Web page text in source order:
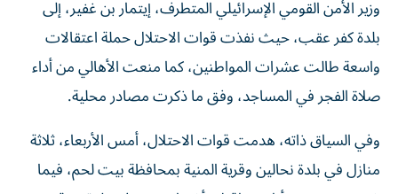
وزير الأمن القومي الإسرائيلي المتطرف، إيتمار بن غفير، إلى
بلدة كفر عقب، حيث نفذت قوات الاحتلال حملة اعتقالات
واسعة طالت عشرات المواطنين، كما منعت الأهالي من أداء
صلاة الفجر في المساجد، وفق ما ذكرت مصادر محلية.
وفي السياق ذاته، هدمت قوات الاحتلال، أمس الأربعاء، ثلاثة
منازل في بلدة نحالين وقرية المنية بمحافظة بيت لحم، فيما